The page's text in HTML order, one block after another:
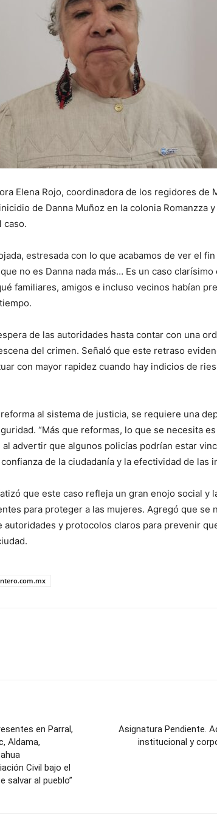
Elena Rojo, coordinadora de los regidores de
de Danna Muñoz en la colonia Romanzza
caso.
estresada con lo que acabamos de ver el
no es Danna nada más… Es un caso clarísimo
familiares, amigos e incluso vecinos habían
de las autoridades hasta contar con una
del crimen. Señaló que este retraso
con mayor rapidez cuando hay indicios de
al sistema de justicia, se requiere una
“Más que reformas, lo que se necesita
al advertir que algunos policías podrían estar
de la ciudadanía y la efectividad de las
que este caso refleja un gran enojo social y
para proteger a las mujeres. Agregó que se
y protocolos claros para prevenir
en Parral,
Aldama,
Civil bajo el
salvar al pueblo”
Asignatura Pendiente.
institucional y